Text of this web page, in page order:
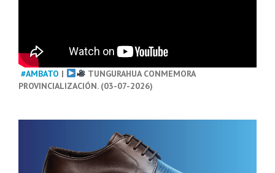
#AMBATO |
TUNGURAHUA CONMEMORA
PROVINCIALIZACIÓN. (03-07-2026)